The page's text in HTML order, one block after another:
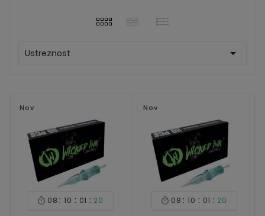
Ustreznost 
Nov
 08 : 10 : 01 : 20
Nov
 08 : 10 : 01 : 20